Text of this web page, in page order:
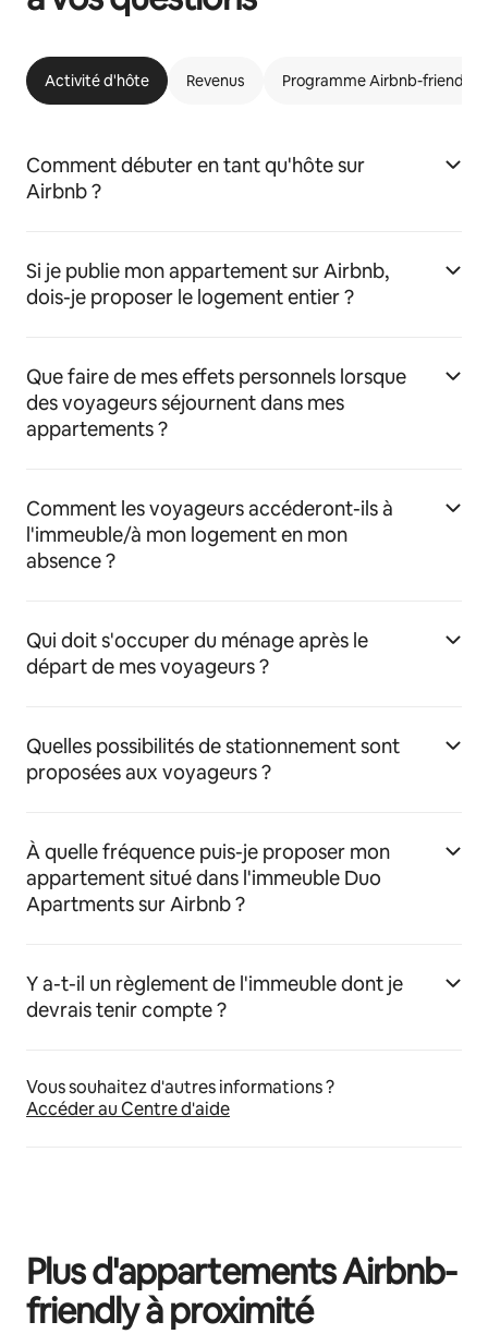
Activité d'hôte Revenus Programme Airbnb-friendly
Comment débuter en tant qu'hôte sur
Airbnb ?
Si je publie mon appartement sur Airbnb,
dois-je proposer le logement entier ?
Que faire de mes effets personnels lorsque
des voyageurs séjournent dans mes
appartements ?
Comment les voyageurs accéderont-ils à
l'immeuble/à mon logement en mon
absence ?
Qui doit s'occuper du ménage après le
départ de mes voyageurs ?
Quelles possibilités de stationnement sont
proposées aux voyageurs ?
À quelle fréquence puis-je proposer mon
appartement situé dans l'immeuble Duo
Apartments sur Airbnb ?
Y a-t-il un règlement de l'immeuble dont je
devrais tenir compte ?
Vous souhaitez d'autres informations ?
Accéder au Centre d'aide
Plus d'appartements Airbnb-
friendly à proximité